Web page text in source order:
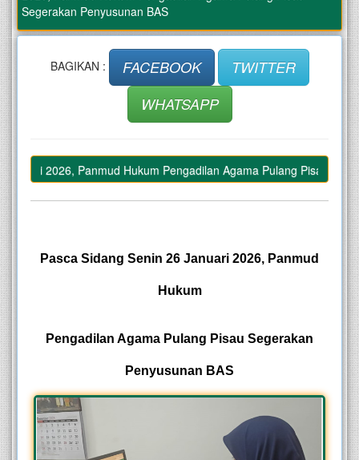
Segerakan Penyusunan BAS
BAGIKAN : FACEBOOK
TWITTER
WHATSAPP
2026, Panmud Hukum Pengadilan Agama Pulang Pisau
Pasca Sidang Senin 26 Januari 2026, Panmud
Hukum
Pengadilan Agama Pulang Pisau Segerakan
Penyusunan BAS